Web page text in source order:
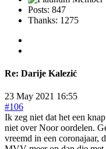
Posts: 847
Thanks: 1275
Re: Darije Kalezić
23 May 2021 16:55
#106
Ik zeg niet dat het een
niet over Noor oordelen.
vreemd in een coronajaar,